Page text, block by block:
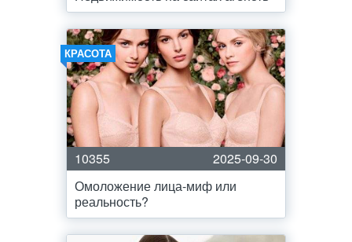
КРАСОТА
10355
2025-09-30
Омоложение лица-миф или
реальность?